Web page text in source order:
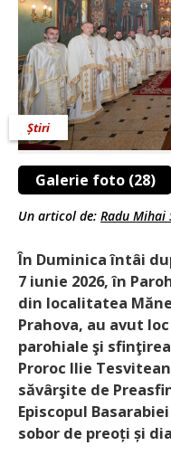
Galerie foto (28)
Știri
Un articol de: Radu Mihai
În Duminica întâi
7 iunie 2026, în
din localitatea
Prahova, au avut
parohiale şi
Proroc Ilie
săvârşite de
Episcopul
sobor de preoți și